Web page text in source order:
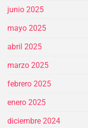
junio 2025
mayo 2025
abril 2025
marzo 2025
febrero 2025
enero 2025
diciembre 2024